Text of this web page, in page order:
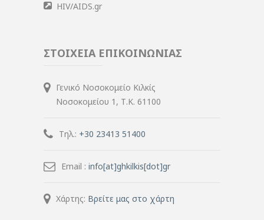
HIV/AIDS.gr
ΣΤΟΙΧΕΙΑ ΕΠΙΚΟΙΝΩΝΙΑΣ
Γενικό Νοσοκομείο Κιλκίς
Νοσοκομείου 1, Τ.Κ. 61100
Τηλ.: +30 23413 51400
Email : info[at]ghkilkis[dot]gr
Χάρτης: Βρείτε μας στο χάρτη